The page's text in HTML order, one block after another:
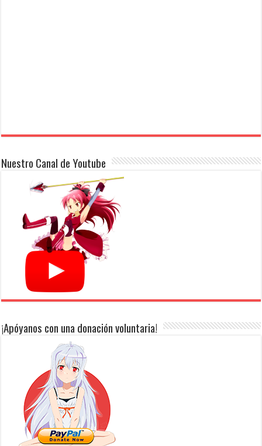
Nuestro Canal de Youtube
¡Apóyanos con una donación voluntaria!